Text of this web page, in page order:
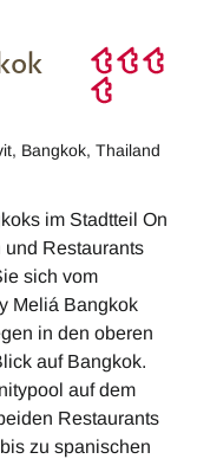
, Bangkok,Thailand
im Stadtteil On
und Restaurants
sich vom
Meliá Bangkok
in den oberen
auf Bangkok.
auf dem
Restaurants
zu spanischen